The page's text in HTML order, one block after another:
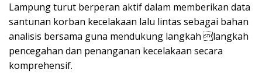
Lampung turut berperan aktif dalam memberikan data
santunan korban kecelakaan lalu lintas sebagai bahan
analisis bersama guna mendukung langkah langkah
pencegahan dan penanganan kecelakaan secara
komprehensif.